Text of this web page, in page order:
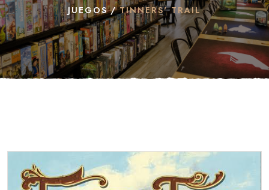
JUEGOS TINNERS' TRAIL